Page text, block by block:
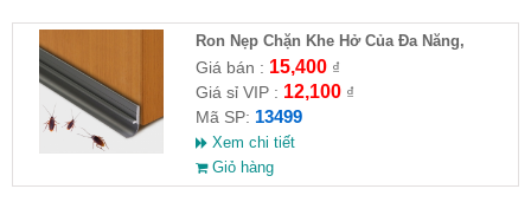
Ron Nẹp Chặn Khe Hở Của Đa Năng,
Chống Côn Trùng( HĐ )
Giá bán : 15,400₫
Giá sỉ VIP : 12,100₫
Mã SP: 13499
Xem chi tiết
Giỏ hàng